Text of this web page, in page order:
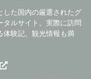
した国内の厳選されたグ
タルサイト。実際に訪問
体験記、観光情報も満